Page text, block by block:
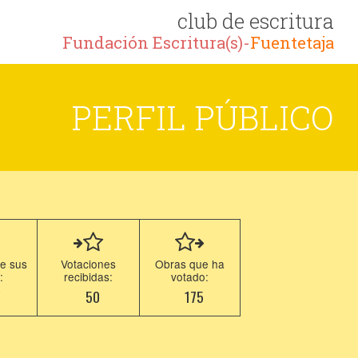
club de escritura
Fundación Escritura(s)-Fuentetaja
PERFIL PÚBLICO
sus
Votaciones
recibidas:
50
Obras que ha
votado:
175